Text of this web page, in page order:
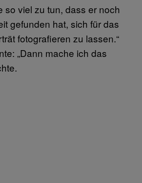
so viel zu tun, dass er noch
gefunden hat, sich für das
fotografieren zu lassen.“
„Dann mache ich das